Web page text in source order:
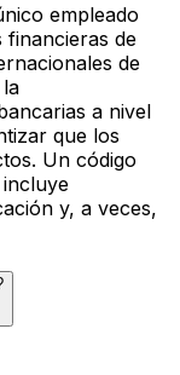
empleado
de
de
a nivel
que los
Un código
y, a veces,